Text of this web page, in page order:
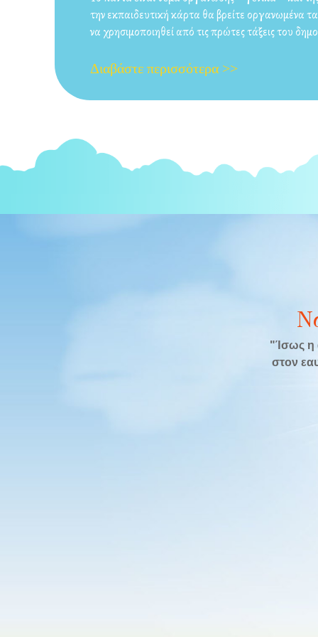
την εκπαιδευτική κάρτα θα βρείτε οργανωμένα
να χρησιμοποιηθεί από τις πρώτες τάξεις του
Διαβάστε περισσότερα >>
"Ίσως η
στον